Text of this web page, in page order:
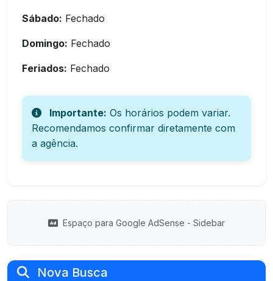
Sábado: Fechado
Domingo: Fechado
Feriados: Fechado
Importante: Os horários podem variar.
Recomendamos confirmar diretamente com
a agência.
Espaço para Google AdSense - Sidebar
Nova Busca